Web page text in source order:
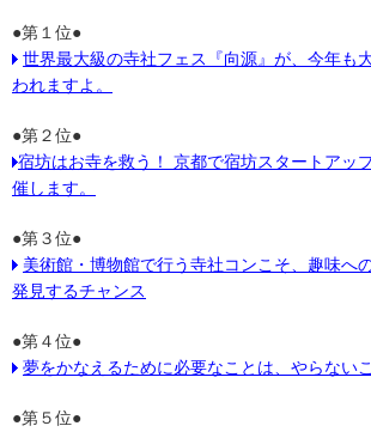
●第１位●
世界最大級の寺社フェス『向源』が、今年も
われますよ。
●第２位●
宿坊はお寺を救う！ 京都で宿坊スタートアッ
催します。
●第３位●
美術館・博物館で行う寺社コンこそ、趣味へ
発見するチャンス
●第４位●
夢をかなえるために必要なことは、やらない
●第５位●